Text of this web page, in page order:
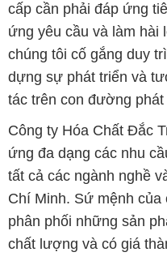
cấp cần phải đáp ứng
ứng yêu cầu và làm hài
chúng tôi cố gắng duy
dựng sự phát triển và
tác trên con đường phát
Công ty Hóa Chất Đắc
ứng đa dạng các nhu
tất cả các ngành nghề
Chí Minh. Sứ mệnh của
phân phối những sản
chất lượng và có giá